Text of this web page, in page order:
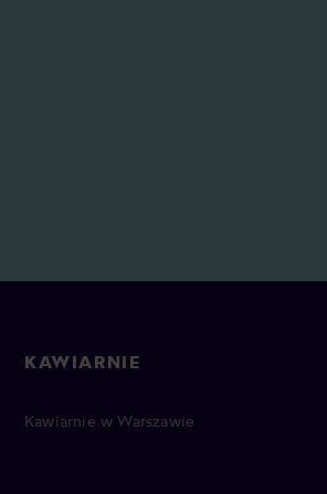
KAWIARNIE
Kawiarnie w Warszawie